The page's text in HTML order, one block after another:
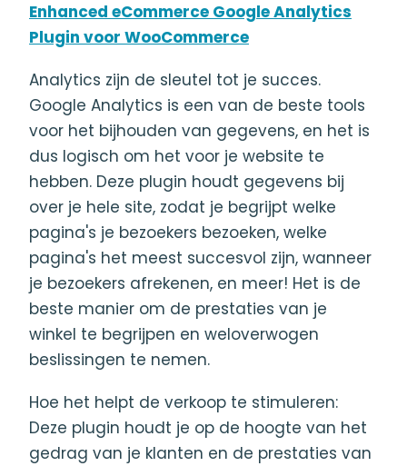
Enhanced eCommerce Google Analytics
Plugin voor WooCommerce
Analytics zijn de sleutel tot je succes.
Google Analytics is een van de beste tools
voor het bijhouden van gegevens, en het is
dus logisch om het voor je website te
hebben. Deze plugin houdt gegevens bij
over je hele site, zodat je begrijpt welke
pagina's je bezoekers bezoeken, welke
pagina's het meest succesvol zijn, wanneer
je bezoekers afrekenen, en meer! Het is de
beste manier om de prestaties van je
winkel te begrijpen en weloverwogen
beslissingen te nemen.
Hoe het helpt de verkoop te stimuleren:
Deze plugin houdt je op de hoogte van het
gedrag van je klanten en de prestaties van